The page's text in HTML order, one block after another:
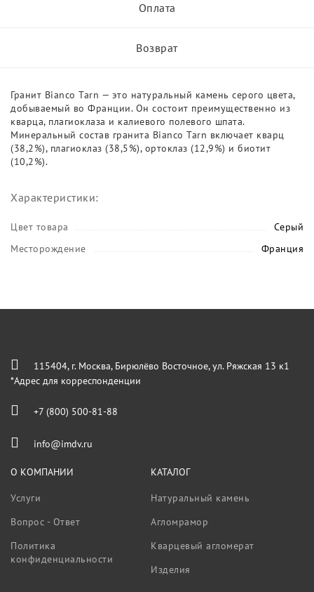
Оплата
Возврат
Гранит Bianco Tarn — это натуральный камень серого цвета,
добываемый во Франции. Он состоит преимущественно из
кварца, плагиоклаза и калиевого полевого шпата.
Минеральный состав гранита Bianco Tarn включает кварц
(38,2%), плагиоклаз (38,5%), ортоклаз (12,9%) и биотит
(10,2%).
Характеристики:
Цвет товара
Серый
Месторождение
Франция
115404, г. Москва, Бирюлёво Восточное, ул. Ряжская 13 к1
*Адрес для корреспонденции
+7 (800) 500-81-88
info@imdv.ru
О КОМПАНИИ
Услуги
Вопрос - Ответ
Политика
конфиденциальности
КАТАЛОГ
Натуральный камень
Агломрамор
Кварцевый агломерат
Изделия